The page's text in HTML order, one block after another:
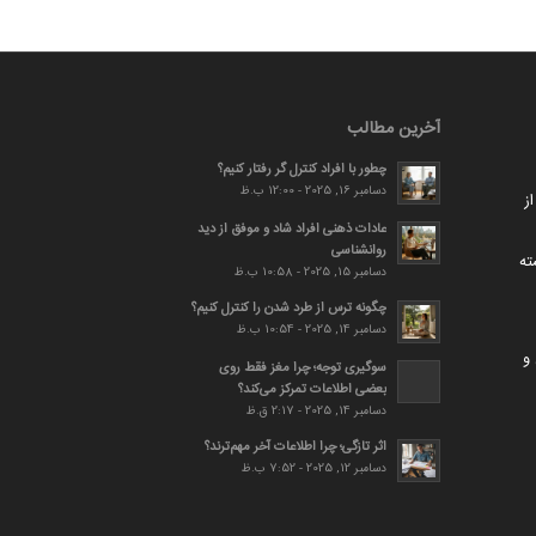
و
آخرین مطالب
چطور با افراد کنترل گر رفتار کنیم؟
دسامبر 16, 2025 - 12:00 ب.ظ
عادات ذهنی افراد شاد و موفق از دید
روانشناسی
دسامبر 15, 2025 - 10:58 ب.ظ
چگونه ترس از طرد شدن را کنترل کنیم؟
دسامبر 14, 2025 - 10:54 ب.ظ
سوگیری توجه؛ چرا مغز فقط روی
بعضی اطلاعات تمرکز می‌کند؟
دسامبر 14, 2025 - 2:17 ق.ظ
اثر تازگی؛ چرا اطلاعات آخر مهم‌ترند؟
دسامبر 12, 2025 - 7:52 ب.ظ